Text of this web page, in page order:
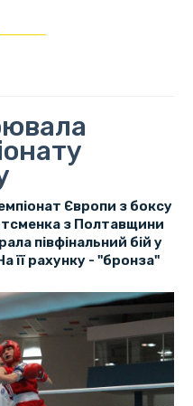
Європи з боксу
з Полтавщини
півфінальний бій у
її рахунку - "бронза"